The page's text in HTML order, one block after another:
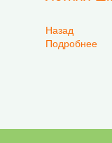
Назад
Подробнее